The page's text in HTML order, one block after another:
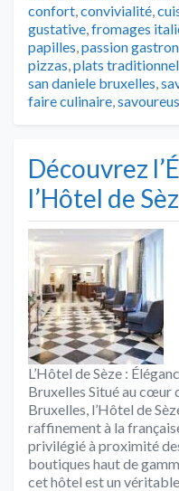
confort,convivialité,
gustative,fromages
papilles,passion
pizzas,plats
san daniele bruxelles,
faire culinaire,
Découvrez
l’Hôtel de
L’Hôtel de Sèze :
Bruxelles Situé au cœur
Bruxelles, l’Hôtel de
raffinement à la
privilégié à proximité
boutiques haut de
cet hôtel est un